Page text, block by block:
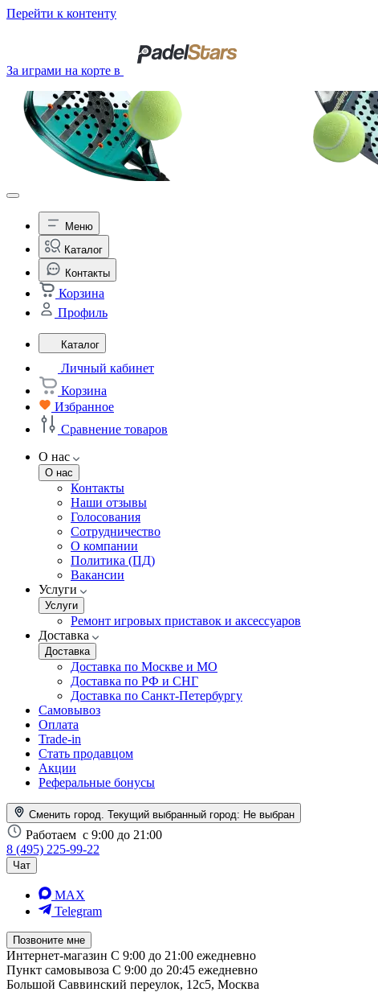
Перейти к контенту
За играми на корте в
Меню
Каталог
Контакты
Корзина
Профиль
Каталог
Личный кабинет
Корзина
Избранное
Сравнение товаров
О нас
О нас
Контакты
Наши отзывы
Голосования
Сотрудничество
О компании
Политика (ПД)
Вакансии
Услуги
Услуги
Ремонт игровых приставок и аксессуаров
Доставка
Доставка
Доставка по Москве и МО
Доставка по РФ и СНГ
Доставка по Санкт-Петербургу
Самовывоз
Оплата
Trade-in
Стать продавцом
Акции
Реферальные бонусы
Сменить город. Текущий выбранный город: Не выбран
Работаем с 9:00 до 21:00
8 (495) 225-99-22
Чат
MAX
Telegram
Позвоните мне
Интернет-магазин С 9:00 до 21:00 ежедневно
Пункт самовывоза С 9:00 до 20:45 ежедневно
Большой Саввинский переулок, 12с5, Москва